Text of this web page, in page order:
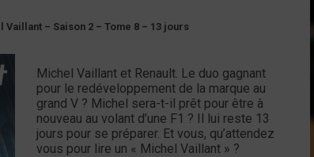
Vaillant – Saison 2 – Tome 8 – 13 jours
Michel Vaillant et Renault. Le duo gagnant
pour le redéveloppement de la marque au
grand V ? Michel sera-t-il prêt pour être à
nouveau au volant d’une F1 ? Il lui reste 13
jours pour se préparer. Et vous, qu’attendez
vous pour lire un « Michel Vaillant » ?